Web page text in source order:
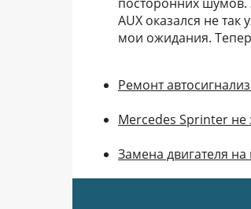
AUX оказался не
мои ожидания.
Ремонт
Mercedes Sprinter не
Замена двигателя